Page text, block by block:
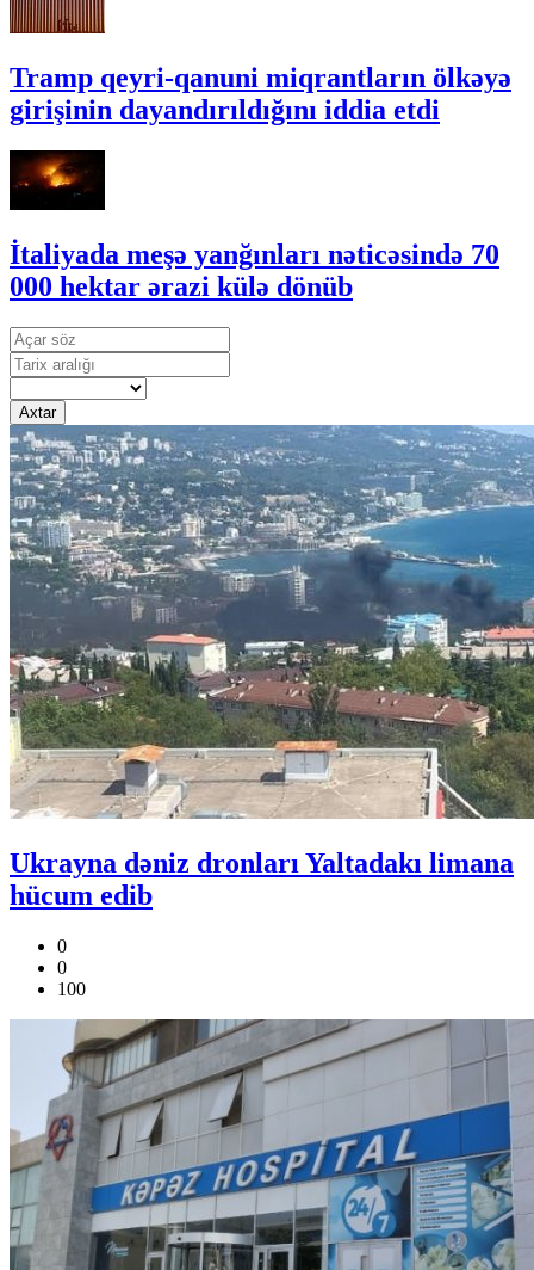
Tramp qeyri-qanuni miqrantların ölkəyə
girişinin dayandırıldığını iddia etdi
İtaliyada meşə yanğınları nəticəsində 70
000 hektar ərazi külə dönüb
Axtar
Ukrayna dəniz dronları Yaltadakı limana
hücum edib
0
0
100